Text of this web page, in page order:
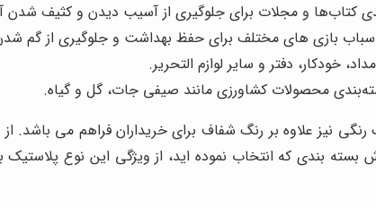
کتاب‌ها و مجلات برای جلوگیری از آسیب دیدن و کثیف شدن
بازی های مختلف برای حفظ بهداشت و جلوگیری از گم
خودکار، دفتر و سایر لوازم التحریر.
محصولات کشاورزی مانند صیفی جات، گل و گیاه.
نیز علاوه بر رنگ شفاف برای خریداران فراهم می
بسته بندی که انتخاب نموده اید، از ویژگی این نوع